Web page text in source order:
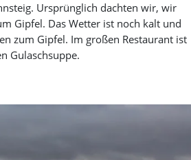
Ursprünglich dachten wir, wir
Gipfel. Das Wetter ist noch kalt und
zum Gipfel. Im großen Restaurant ist
Gulaschsuppe.